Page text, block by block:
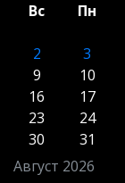
Август 2026
Вс Пн
2
3
9
10
16
17
23
24
30
31